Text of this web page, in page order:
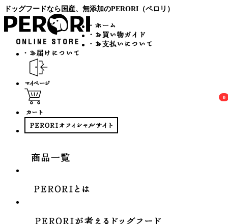
ドッグフードなら国産、無添加のPERORI（ペロリ）
0